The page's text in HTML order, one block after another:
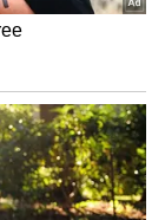
అని